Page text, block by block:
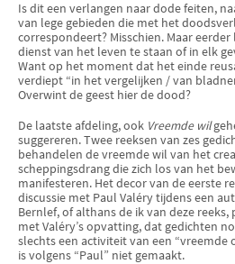
Is dit een verlangen naar dode feiten,
van lege gebieden die met het
corres­pondeert? Misschien. Maar
dienst van het leven te staan of in elk
Want op het moment dat het einde
verdiept “in het vergelijken / van
Overwint de geest hier de dood?
De laatste afdeling, ook Vreemde wil
suggereren. Twee reeksen van zes
behandelen de vreemde wil van het
scheppingsdrang die zich los van het
manifesteren. Het decor van de eerste
discussie met Paul Valéry tijdens een
Bernlef, of althans de ik van deze
met Valéry’s opvat­ting, dat gedichten
slechts een activiteit van een “vreemde
is volgens “Paul” niet gemaakt.